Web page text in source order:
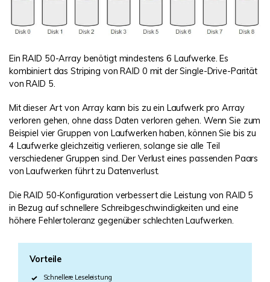
Ein RAID 50-Array benötigt mindestens 6 Laufwerke. Es
kombiniert das Striping von RAID 0 mit der Single-Drive-Parität
von RAID 5.
Mit dieser Art von Array kann bis zu ein Laufwerk pro Array
verloren gehen, ohne dass Daten verloren gehen. Wenn Sie zum
Beispiel vier Gruppen von Laufwerken haben, können Sie bis zu
4 Laufwerke gleichzeitig verlieren, solange sie alle Teil
verschiedener Gruppen sind. Der Verlust eines passenden Paars
von Laufwerken führt zu Datenverlust.
Die RAID 50-Konfiguration verbessert die Leistung von RAID 5
in Bezug auf schnellere Schreibgeschwindigkeiten und eine
höhere Fehlertoleranz gegenüber schlechten Laufwerken.
Vorteile
Schnellere Leseleistung